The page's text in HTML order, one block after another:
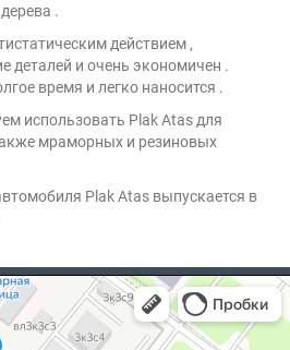
.
действием ,
деталей и очень экономичен .
время и легко наносится .
использовать Plak Atas для
мраморных и резиновых
Plak Atas выпускается в